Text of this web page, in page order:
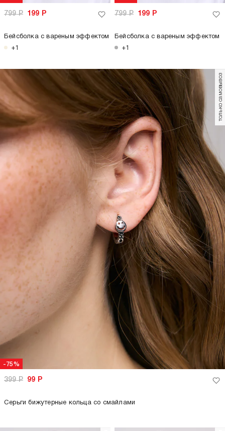
799Р 199 Р
Бейсболка с вареным эффектом
+1
799Р 199 Р
Бейсболка с вареным эффектом
+1
-75%
только самовывоз
399Р 99 Р
Серьги бижутерные кольца со смайлами